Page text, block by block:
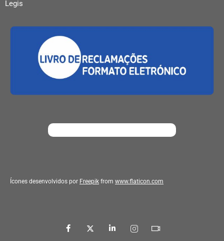
Legis
Ícones desenvolvidos por Freepik from www.flaticon.com